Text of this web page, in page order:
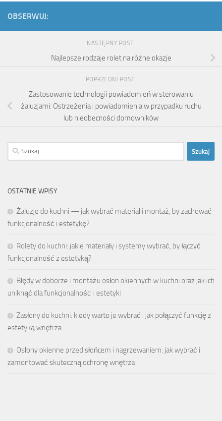
OBSERWUJ:
NASTĘPNY POST
Najlepsze rodzaje rolet na różne okazje
POPRZEDNI POST
Zastosowanie technologii powiadomień w sterowaniu
żaluzjami: Ostrzeżenia i powiadomienia w przypadku ruchu
lub nieobecności domowników
Szukaj:
OSTATNIE WPISY
Żaluzje do kuchni — jak wybrać materiał i montaż, by zachować
funkcjonalność i estetykę?
Rolety do kuchni: jakie materiały i systemy wybrać, by łączyć
funkcjonalność z estetyką?
Błędy w doborze i montażu osłon okiennych w kuchni oraz jak ich
uniknąć dla funkcjonalności i estetyki
Zasłony do kuchni: kiedy warto je wybrać i jak połączyć funkcję z
estetyką wnętrza
Osłony okienne przed słońcem i nagrzewaniem: jak wybrać i
zamontować skuteczną ochronę wnętrza